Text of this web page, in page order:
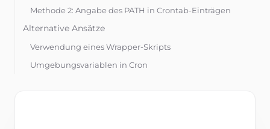
Blog
Kontaktieren Sie uns
Wissensdatenbank
Methode 2: Angabe des PATH in Crontab-Einträgen
Alternative Ansätze
Verwendung eines Wrapper-Skripts
Umgebungsvariablen in Cron